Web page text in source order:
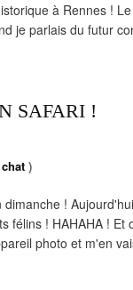
à Rennes !
je parlais du futur
SAFARI !
)
!
félins ! HAHAHA !
photo et m'en